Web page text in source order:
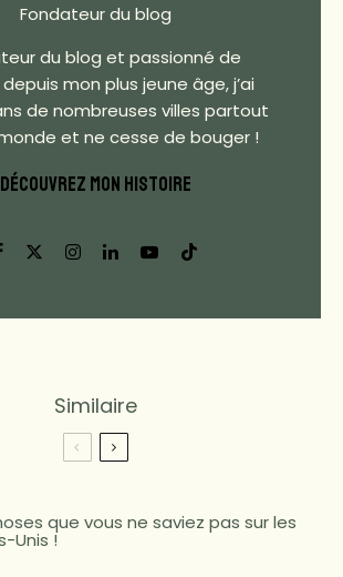
Fondateur du blog
du blog et passionné de
mon plus jeune âge, j’ai
de nombreuses villes partout
et ne cesse de bouger !
DÉCOUVREZ MON HISTOIRE
Similaire
que vous ne saviez pas sur les
Unis !